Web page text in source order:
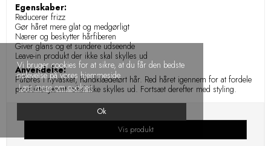
Vi bruger cookies for at sikre, at du får den bedste
oplevelse på vores hjemmeside.
Læs mere om cookies
Ok
Egenskaber:
Reducerer frizz
Gør håret mere glat og medgørligt
Nærer og beskytter hårfiberen
Giver glans og et sundere udseende
Leave-in produkt der ikke skal skylles ud
Anvendelse:
Påføres i nyvasket, håndklædetørt hår. Red håret igennem for at fordele
produktet jævnt. Skal ikke skylles ud. Fortsæt derefter med styling.
Vis produkt